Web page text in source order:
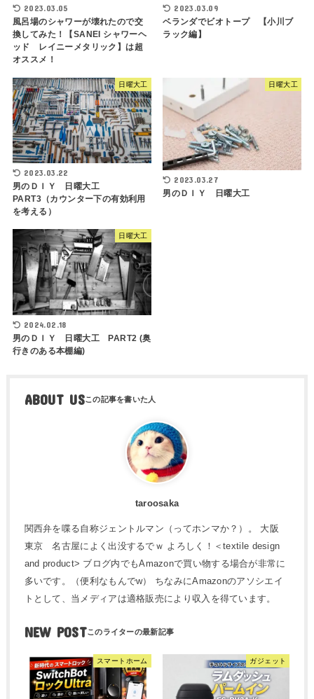
2023.03.05
風呂場のシャワーが壊れたので交
換してみた！【SANEI シャワーヘ
ッド レイニーメタリック】は超
オススメ！
2023.03.09
ベランダでビオトープ 【小川ブ
ラック編】
日曜大工
2023.03.22
男のＤＩＹ 日曜大工
PART3（カウンター下の有効利用
を考える）
日曜大工
2023.03.27
男のＤＩＹ 日曜大工
日曜大工
2024.02.18
男のＤＩＹ 日曜大工 PART2 (奥
行きのある本棚編)
ABOUT US
taroosaka
関西弁を喋る自称ジェントルマン（ってホンマか？）。 大阪
東京 名古屋によく出没するでｗ よろしく！＜textile design
and product> ブログ内でもAmazonで買い物する場合が非常に
多いです。（便利なもんでw） ちなみにAmazonのアソシエイ
トとして、当メディアは適格販売により収入を得ています。
NEW POST
スマートホーム ガジェット